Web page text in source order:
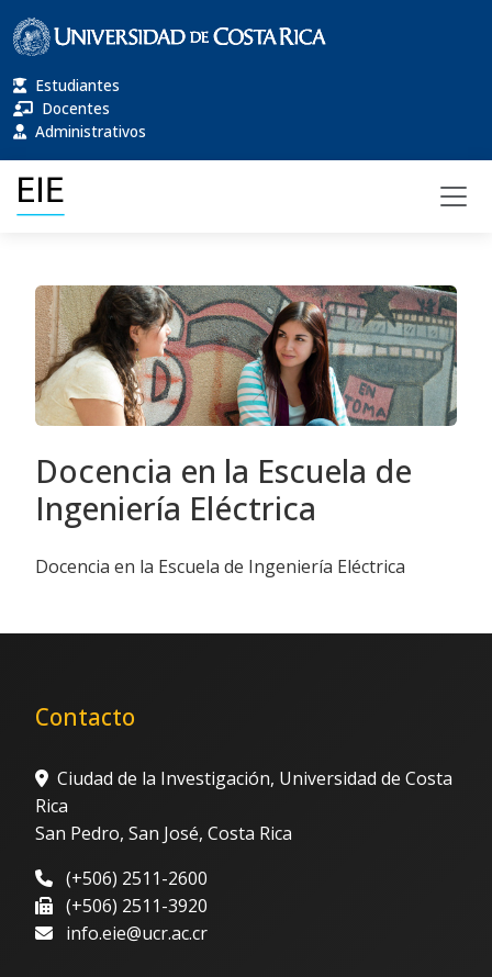
Estudiantes
Docentes
Administrativos
Docencia en la Escuela de
Ingeniería Eléctrica
Docencia en la Escuela de Ingeniería Eléctrica
Contacto
Ciudad de la Investigación, Universidad de Costa
Rica
San Pedro, San José, Costa Rica
(+506) 2511-2600
(+506) 2511-3920
info.eie@ucr.ac.cr